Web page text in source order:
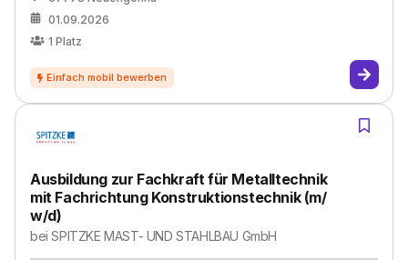
01.09.2026
1 Platz
Ausbildung zur Fachkraft für Metalltechnik
mit Fachrichtung Konstruktionstechnik (m/​
w/​d)
beiSPITZKE MAST- UND STAHLBAU GmbH